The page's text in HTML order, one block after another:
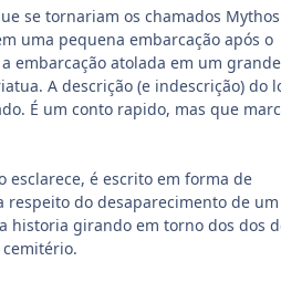
se tornariam os chamados Mythos
uma pequena embarcação após o
embarcação atolada em um grande
A descrição (e indescrição) do
É um conto rapido, mas que
esclarece, é escrito em forma de
do desaparecimento de um
historia girando em torno dos dos